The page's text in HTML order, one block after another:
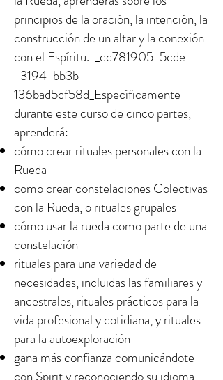
principios de la oración, la intención, la
construcción de un altar y la conexión
con el Espíritu. _cc781905-5cde
-3194-bb3b-
136bad5cf58d_Específicamente
durante este curso de cinco partes,
aprenderá:
cómo crear rituales personales con la
Rueda
como crear constelaciones Colectivas
con la Rueda, o rituales grupales
cómo usar la rueda como parte de una
constelación
rituales para una variedad de
necesidades, incluidas las familiares y
ancestrales, rituales prácticos para la
vida profesional y cotidiana, y rituales
para la autoexploración
gana más confianza comunicándote
con Spirit y reconociendo su idioma